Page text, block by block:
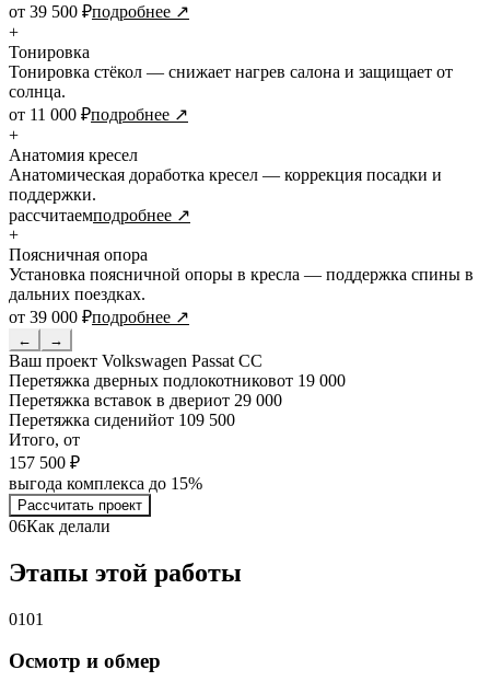
от 39 500 ₽подробнее ↗
+
Тонировка
Тонировка стёкол — снижает нагрев салона и защищает от
солнца.
от 11 000 ₽подробнее ↗
+
Анатомия кресел
Анатомическая доработка кресел — коррекция посадки и
поддержки.
рассчитаемподробнее ↗
+
Поясничная опора
Установка поясничной опоры в кресла — поддержка спины в
дальних поездках.
от 39 000 ₽подробнее ↗
← →
Ваш проект Volkswagen Passat CC
Перетяжка дверных подлокотниковот 19 000
Перетяжка вставок в двериот 29 000
Перетяжка сиденийот 109 500
Итого, от
157 500 ₽
выгода комплекса до 15%
Рассчитать проект
06Как делали
Этапы этой работы
0101
Осмотр и обмер